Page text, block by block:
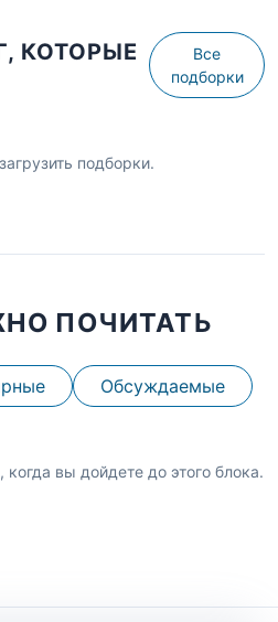
КОТОРЫЕ
Все
подборки
подборки.
ПОЧИТАТЬ
Обсуждаемые
когда вы дойдете до этого блока.